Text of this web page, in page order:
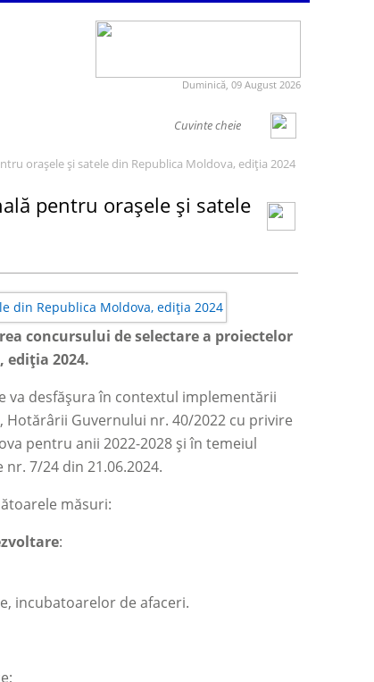
Duminică, 09 August 2026
orașele și satele din Republica Moldova, ediția 2024
pentru orașele și satele
concursului de selectare a proiectelor
ediția 2024.
va desfășura în contextul implementării
Hotărârii Guvernului nr. 40/2022 cu privire
pentru anii 2022-2028 și în temeiul
7/24 din 21.06.2024.
măsuri:
:
incubatoarelor de afaceri.